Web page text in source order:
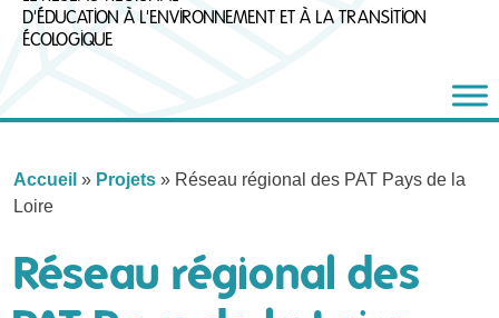
D'ÉDUCATION À L'ENVIRONNEMENT ET À LA TRANSITION
ÉCOLOGIQUE
Accueil » Projets » Réseau régional des PAT Pays de la
Loire
Réseau régional des